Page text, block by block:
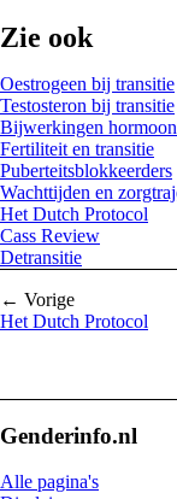
Zie ook
Oestrogeen bij transitie
Testosteron bij transitie
Bijwerkingen
Fertiliteit en transitie
Puberteitsblokkeerders
Wachttijden en
Het Dutch Protocol
Cass Review
Detransitie
← Vorige
Het Dutch Protocol
Genderinfo.nl
Alle pagina's